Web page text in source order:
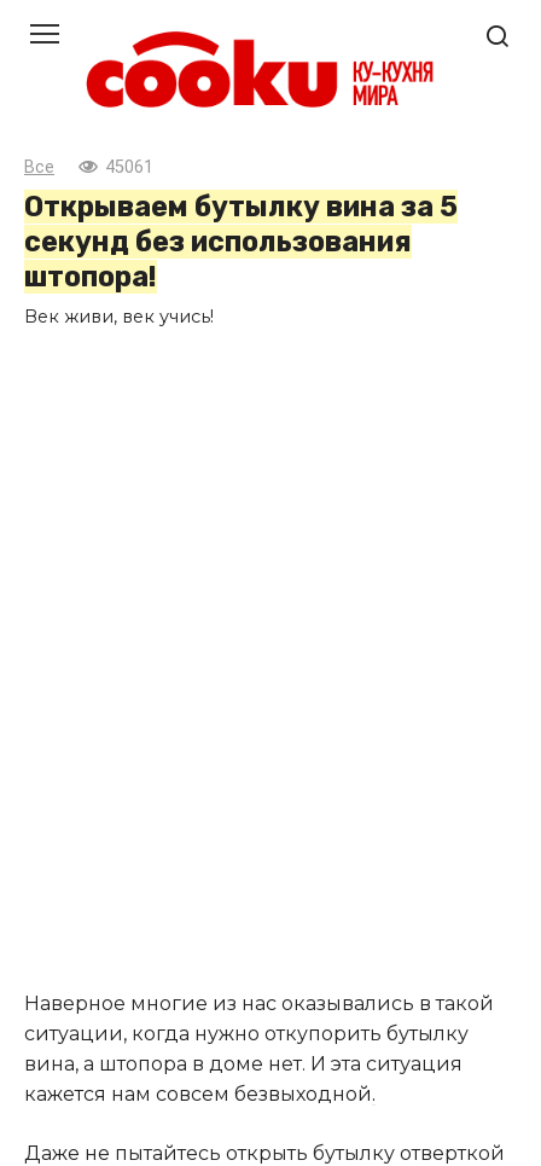
контенту
Все 45061
Открываем бутылку вина за 5
секунд без использования
штопора!
Век живи, век учись!
Наверное многие из нас оказывались в такой
ситуации, когда нужно откупорить бутылку
вина, а штопора в доме нет. И эта ситуация
кажется нам совсем безвыходной.
Даже не пытайтесь открыть бутылку отверткой